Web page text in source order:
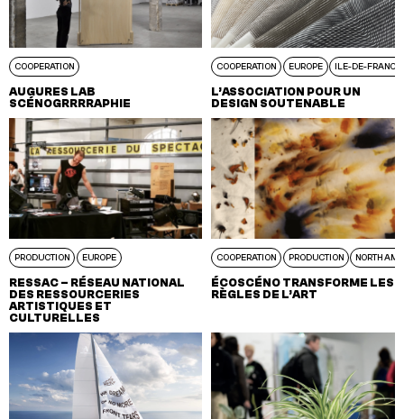
COOPERATION
AUGURES LAB
SCÉNOGRRRRAPHIE
COOPERATION EUROPE ILE-DE-FRANCE
L’ASSOCIATION POUR UN
DESIGN SOUTENABLE
PRODUCTION EUROPE
RESSAC – RÉSEAU NATIONAL
DES RESSOURCERIES
ARTISTIQUES ET
CULTURELLES
COOPERATION PRODUCTION NORTH
ÉCOSCÉNO TRANSFORME LES
RÈGLES DE L’ART